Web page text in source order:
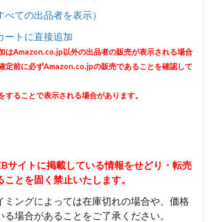
ての出品者を表示）
ートに直接追加
はAmazon.co.jp以外の出品者の販売が表示される場合
定前に必ずAmazon.co.jpの販売であることを確認して
ることで表示される場合があります。
サイトに掲載している情報をせどり・転売
ことを固く禁止いたします。
ミングによっては在庫切れの場合や、価格
場合があることをご了承ください。